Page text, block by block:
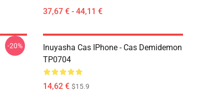
37,67 € - 44,11 €
-20%
Inuyasha Cas IPhone - Cas Demidemon
TP0704
14,62 € $15.9